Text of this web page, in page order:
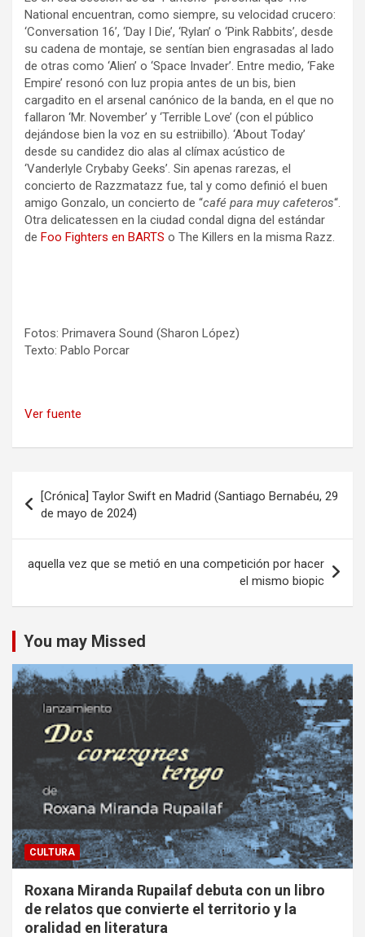
National encuentran, como siempre, su velocidad crucero:
‘Conversation 16’, ‘Day I Die’, ‘Rylan’ o ‘Pink Rabbits’, desde
su cadena de montaje, se sentían bien engrasadas al lado
de otras como ‘Alien’ o ‘Space Invader’. Entre medio, ‘Fake
Empire’ resonó con luz propia antes de un bis, bien
cargadito en el arsenal canónico de la banda, en el que no
fallaron ‘Mr. November’ y ‘Terrible Love’ (con el público
dejándose bien la voz en su estriibillo). ‘About Today’
desde su candidez dio alas al clímax acústico de
‘Vanderlyle Crybaby Geeks’. Sin apenas rarezas, el
concierto de Razzmatazz fue, tal y como definió el buen
amigo Gonzalo, un concierto de “café para muy cafeteros“.
Otra delicatessen en la ciudad condal digna del estándar
de Foo Fighters en BARTS o The Killers en la misma Razz.
Fotos: Primavera Sound (Sharon López)
Texto: Pablo Porcar
Ver fuente
de
entradas
[Crónica] Taylor Swift en Madrid (Santiago Bernabéu, 29
de mayo de 2024)
aquella vez que se metió en una competición por hacer
el mismo biopic
You may Missed
CULTURA
Roxana Miranda Rupailaf debuta con un libro
de relatos que convierte el territorio y la
oralidad en literatura